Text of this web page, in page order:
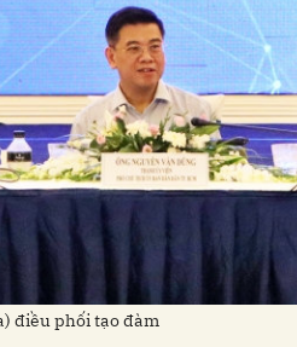
điều phối tạo đàm